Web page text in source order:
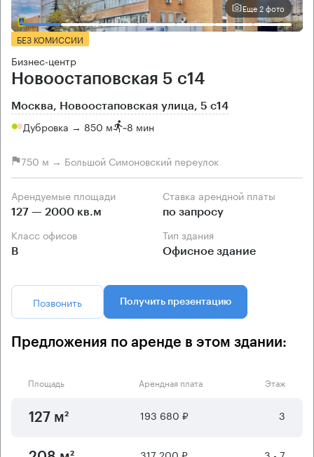
Еще 2 фото
БЕЗ КОМИССИИ
Бизнес-центр
Новоостаповская 5 с14
Москва, Новоостаповская улица, 5 с14
Дубровка → 850 м ~8 мин
750 м → Большой Симоновский переулок
Арендуемые площади
127 — 2000 кв.м
Ставка арендной платы
по запросу
Класс офисов
B
Тип здания
Офисное здание
Позвонить Получить презентацию
Предложения по аренде в этом здании:
Площадь Арендная плата Этаж
127 м² 193 680 ₽ 3